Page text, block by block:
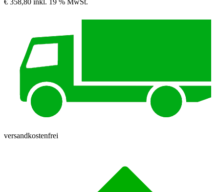
€ 358,80 inkl. 19 % MwSt.
versandkostenfrei